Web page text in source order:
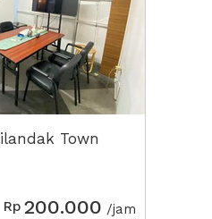
Town
Rp 200.000 /jam